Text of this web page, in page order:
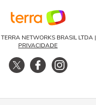
NETWORKS BRASIL LTDA |
PRIVACIDADE